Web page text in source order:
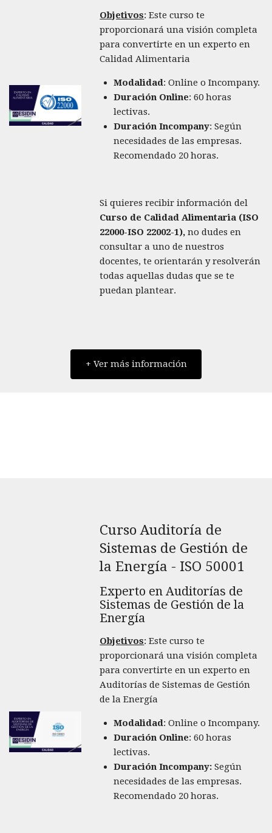
Objetivos: Este curso te
proporcionará una visión completa
para convertirte en un experto en
Calidad Alimentaria
Modalidad: Online o Incompany.
Duración Online: 60 horas
lectivas.
Duración Incompany: Según
necesidades de las empresas.
Recomendado 20 horas.
Si quieres recibir información del
Curso de Calidad Alimentaria (ISO
22000-ISO 22002-1), no dudes en
consultar a uno de nuestros
docentes, te orientarán y resolverán
todas aquellas dudas que se te
puedan plantear.
+ Ver más información
Curso Auditoría de
Sistemas de Gestión de
la Energía - ISO 50001
Experto en Auditorías de
Sistemas de Gestión de la
Energía
Objetivos: Este curso te
proporcionará una visión completa
para convertirte en un experto en
Auditorías de Sistemas de Gestión
de la Energía
Modalidad: Online o Incompany.
Duración Online: 60 horas
lectivas.
Duración Incompany:Según
necesidades de las empresas.
Recomendado 20 horas.